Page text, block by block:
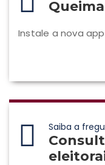
Instale a nova
Saiba a